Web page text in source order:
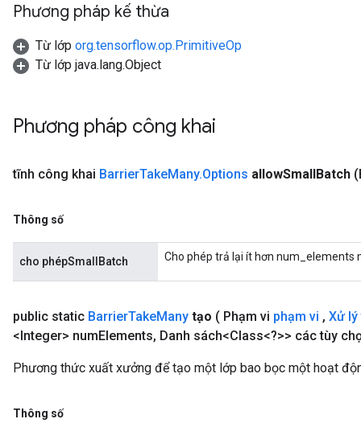
Phương pháp kế thừa
Từ lớp org.tensorflow.op.PrimitiveOp
Từ lớp java.lang.Object
Phương pháp công khai
tĩnh công khai BarrierTakeMany.Options allowSmallBatch
Thông số
cho phépSmallBatch Cho phép trả lại ít hơn num_elements
public static BarrierTakeMany tạo ( Phạm vi phạm vi , Xử
<Integer> numElements, Danh sách<Class<?>> các tùy
Phương thức xuất xưởng để tạo một lớp bao bọc một hoạt
Thông số